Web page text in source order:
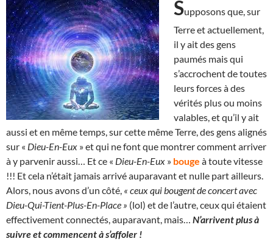
Supposons que, sur
Terre et actuellement,
il y ait des gens
paumés mais qui
s’accrochent de toutes
leurs forces à des
vérités plus ou moins
valables, et qu’il y ait
aussi et en même temps, sur cette même Terre, des gens alignés
sur « Dieu-En-Eux » et qui ne font que montrer comment arriver
à y parvenir aussi… Et ce « Dieu-En-Eux » bouge à toute vitesse
!!! Et cela n’était jamais arrivé auparavant et nulle part ailleurs.
Alors, nous avons d’un côté, « ceux qui bougent de concert avec
Dieu-Qui-Tient-Plus-En-Place » (lol) et de l’autre, ceux qui étaient
effectivement connectés, auparavant, mais… N’arrivent plus à
suivre et commencent à s’affoler !